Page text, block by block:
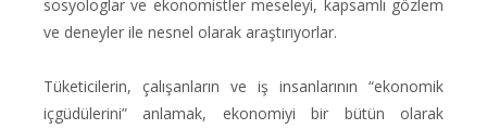
sosyologlar ve ekonomistler meseleyi, kapsamlı gözlem
ve deneyler ile nesnel olarak araştırıyorlar.
Tüketicilerin, çalışanların ve iş insanlarının “ekonomik
içgüdülerini” anlamak, ekonomiyi bir bütün olarak